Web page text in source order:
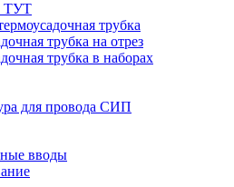
ТУТ
трубка
трубка на отрез
трубка в наборах
для провода СИП
вводы